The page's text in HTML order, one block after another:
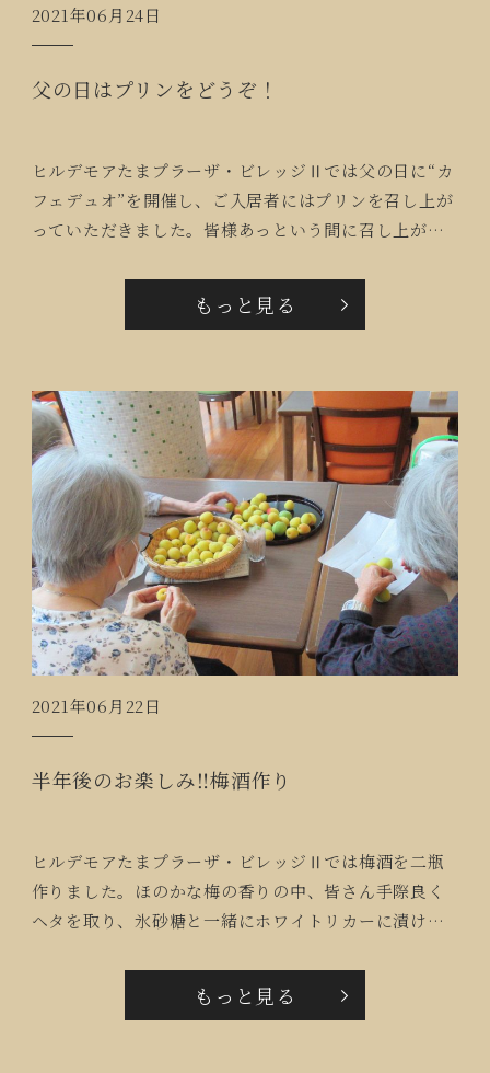
2021年06月24日
父の日はプリンをどうぞ！
ヒルデモアたまプラーザ・ビレッジⅡでは父の日に“カ
フェデュオ”を開催し、ご入居者にはプリンを召し上が
っていただきました。皆様あっという間に召し上がり
きも「心配りがうれしいわ」と持って帰られる方もい
もっと見る
2021年06月22日
半年後のお楽しみ‼梅酒作り
ヒルデモアたまプラーザ・ビレッジⅡでは梅酒を二瓶
作りました。ほのかな梅の香りの中、皆さん手際良く
ヘタを取り、氷砂糖と一緒にホワイトリカーに漬けま
に漬けたりもするわよね！」「梅酒出来るまで元気で
もっと見る